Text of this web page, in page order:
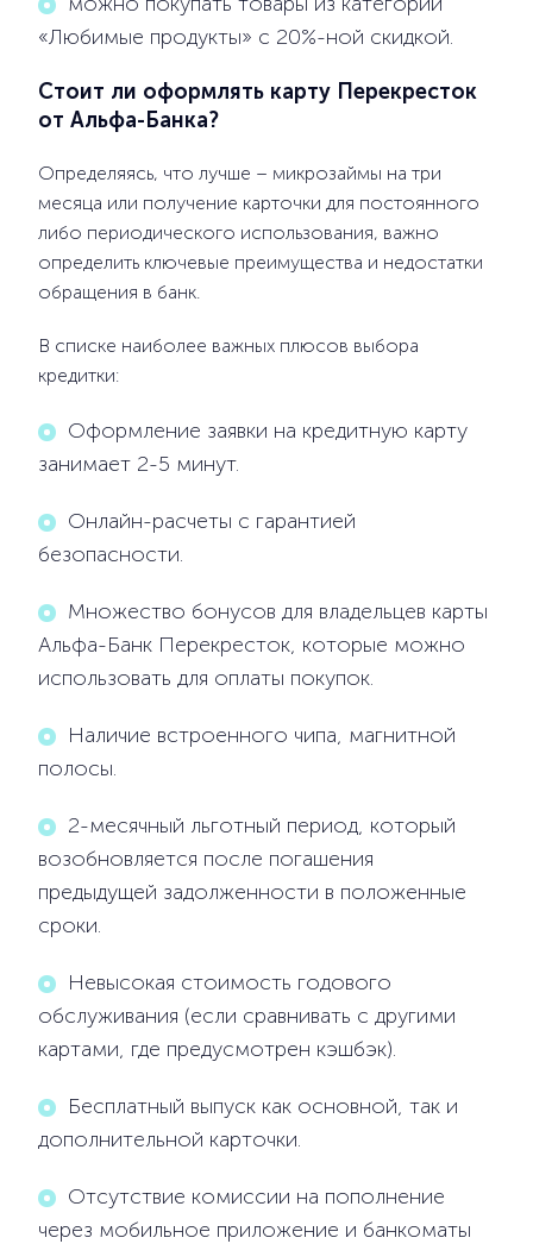
«Любимые продукты» с 20%-ной скидкой.
Стоит ли оформлять карту Перекресток
от Альфа-Банка?
Определяясь, что лучше – микрозаймы на три
месяца или получение карточки для постоянного
либо периодического использования, важно
определить ключевые преимущества и недостатки
обращения в банк.
В списке наиболее важных плюсов выбора
кредитки:
Оформление заявки на кредитную карту
занимает 2-5 минут.
Онлайн-расчеты с гарантией
безопасности.
Множество бонусов для владельцев карты
Альфа-Банк Перекресток, которые можно
использовать для оплаты покупок.
Наличие встроенного чипа, магнитной
полосы.
2-месячный льготный период, который
возобновляется после погашения
предыдущей задолженности в положенные
сроки.
Невысокая стоимость годового
обслуживания (если сравнивать с другими
картами, где предусмотрен кэшбэк).
Бесплатный выпуск как основной, так и
дополнительной карточки.
Отсутствие комиссии на пополнение
через мобильное приложение и банкоматы